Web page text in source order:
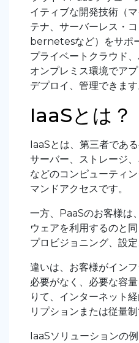
イティブな開発技術（
テナ、サーバーレス・
bernetesなど）をサポ
プライベートクラウド
オンプレミス環境でア
デプロイ、管理できます
IaaSとは？
IaaSとは、第三者であ
サーバー、ストレージ
などのコンピューティ
マンドアクセスです。
一方、PaaSのお客様は
ウェアを利用するのと
プロビジョニング、設定
違いは、お客様がイン
必要がなく、必要な容
りて、インターネット
リプションまたは従量
IaaSソリューションの